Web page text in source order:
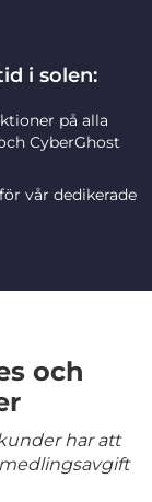
i solen:
på alla
CyberGhost
vår dedikerade
och
har att